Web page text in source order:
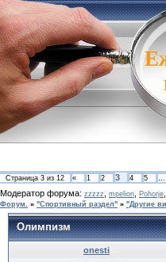
Страница 3 из 12 « 1 2 3 4 5 …
Модератор форума: zzzzz mpelion Pohorje
Форум. » "Спортивный раздел" » "Другие
Олимпизм
onesti